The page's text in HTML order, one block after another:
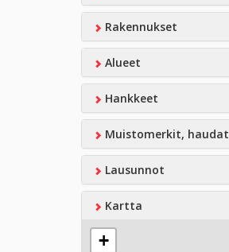
Rakennukset
Alueet
Hankkeet
Muistomerkit, haudat
Lausunnot
Kartta
+